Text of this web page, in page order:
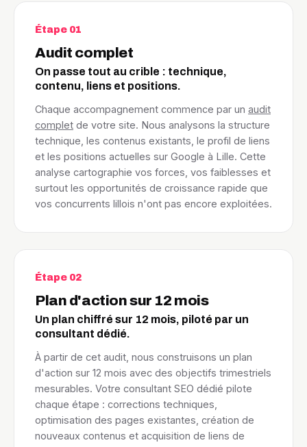
Étape 01
Audit complet
On passe tout au crible : technique,
contenu, liens et positions.
Chaque accompagnement commence par un audit
complet de votre site. Nous analysons la structure
technique, les contenus existants, le profil de liens
et les positions actuelles sur Google à Lille. Cette
analyse cartographie vos forces, vos faiblesses et
surtout les opportunités de croissance rapide que
vos concurrents lillois n'ont pas encore exploitées.
Étape 02
Plan d'action sur 12 mois
Un plan chiffré sur 12 mois, piloté par un
consultant dédié.
À partir de cet audit, nous construisons un plan
d'action sur 12 mois avec des objectifs trimestriels
mesurables. Votre consultant SEO dédié pilote
chaque étape : corrections techniques,
optimisation des pages existantes, création de
nouveaux contenus et acquisition de liens de